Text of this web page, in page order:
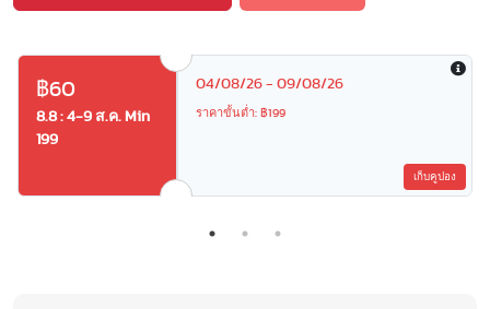
฿60
8.8 : 4-9 ส.ค. Min
199
04/08/26 - 09/08/26
ราคาขั้นต่ำ: ฿199
เก็บคูปอง